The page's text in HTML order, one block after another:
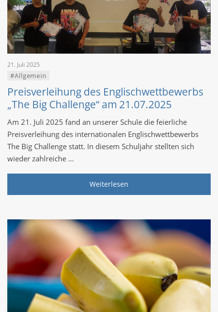
21. Juli 2025
#Allgemein
Preisverleihung des Englischwettbewerbs
„The Big Challenge“ am 21.07.2025
Am 21. Juli 2025 fand an unserer Schule die feierliche
Preisverleihung des internationalen Englischwettbewerbs
The Big Challenge statt. In diesem Schuljahr stellten sich
wieder zahlreiche …
Weiterlesen